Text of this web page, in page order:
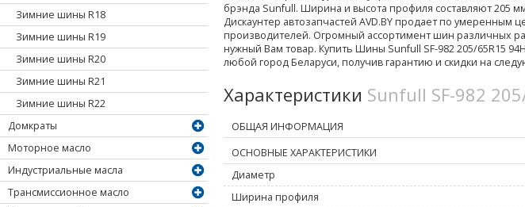
Зимние шины R18
Зимние шины R19
Зимние шины R20
Зимние шины R21
Зимние шины R22
Домкраты
Моторное масло
Индустриальные масла
Трансмиссионное масло
брэнда Sunfull. Ширина и высота профиля составляют 205
Дискаунтер автозапчастей AVD.BY продает по
производителей. Огромный ассортимент шин различных
нужный Вам товар. Купить Шины Sunfull SF-982 205/65R15
любой город Беларуси, получив гарантию и скидки на
Характеристики Sunfull SF-982
ОБЩАЯ ИНФОРМАЦИЯ
ОСНОВНЫЕ ХАРАКТЕРИСТИКИ
Диаметр
Ширина профиля